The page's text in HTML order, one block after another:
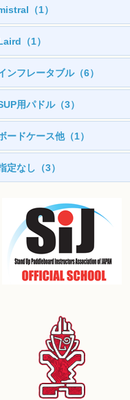
（1）
（1）
ンフレータブル（6）
用パドル（3）
ードケース他（1）
定なし（3）